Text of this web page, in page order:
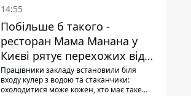
14:55
Побільше б такого -
ресторан Мама Манана у
Києві рятує перехожих від
спеки
Працівники закладу встановили біля
входу кулер з водою та стаканчики:
охолодитися може кожен, хто має таке